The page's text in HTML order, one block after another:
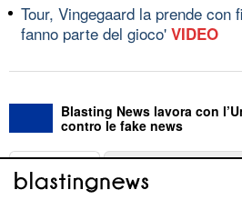
Tour, Vingegaard la prende con
fanno parte del gioco' VIDEO
Blasting News lavora con
contro le fake news
ABOUT